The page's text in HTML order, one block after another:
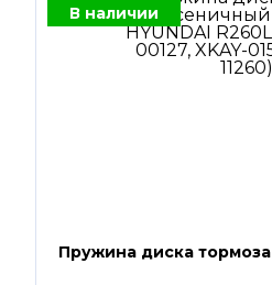
В наличии
Пружина диска тормоза